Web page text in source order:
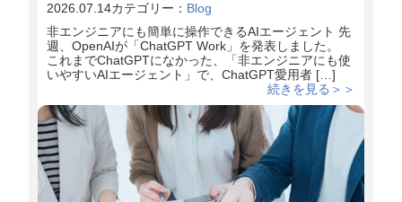
2026.07.14カテゴリー： Blog
非エンジニアにも簡単に操作できるAIエージェント 先
週、OpenAIが「ChatGPT Work」を発表しました。
これまでChatGPTになかった、「非エンジニアにも使
いやすいAIエージェント」で、ChatGPT愛用者 […]
続きを見る＞＞